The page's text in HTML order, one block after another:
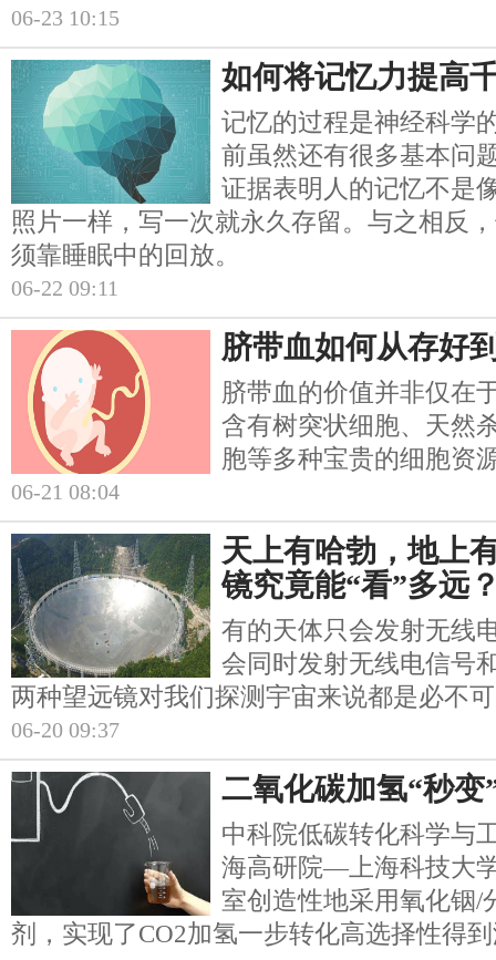
06-23 10:15
如何将记忆力提高
记忆的过程是神经科学
前虽然还有很多基本问
证据表明人的记忆不是
照片一样，写一次就永久存留。与之相反
须靠睡眠中的回放。
06-22 09:11
脐带血如何从存好
脐带血的价值并非仅在
含有树突状细胞、天然
胞等多种宝贵的细胞资
06-21 08:04
天上有哈勃，地上
镜究竟能“看”多远
有的天体只会发射无线
会同时发射无线电信号
两种望远镜对我们探测宇宙来说都是必不
06-20 09:37
二氧化碳加氢“秒变
中科院低碳转化科学与
海高研院—上海科技大
室创造性地采用氧化铟/
剂，实现了CO2加氢一步转化高选择性得